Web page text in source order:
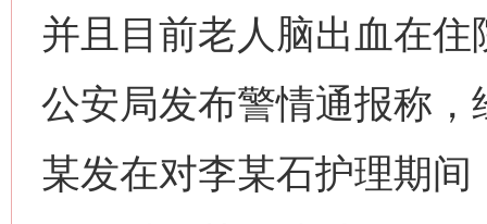
并且目前老人脑出血在
公安局发布警情通报称，
某发在对李某石护理期